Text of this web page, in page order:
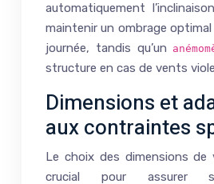
automatiquement
maintenir un ombrage
journée, tandis qu’un
structure en cas de vents
Dimensions et
aux contraintes
Le choix des dimensions de
crucial pour assurer